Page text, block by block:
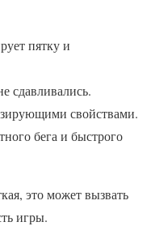
пятку и
сдавливались.
свойствами.
бега и быстрого
это может вызвать
игры.